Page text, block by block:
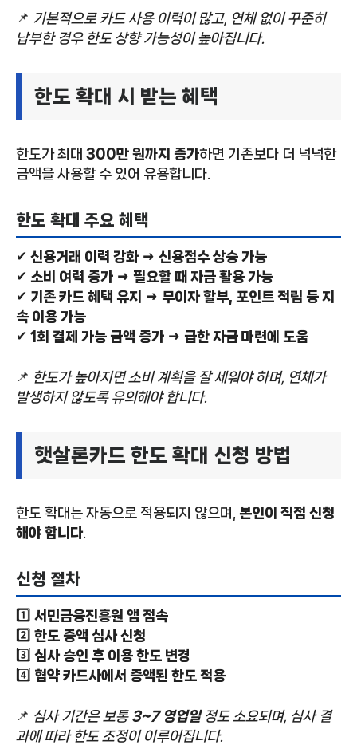
📌 기본적으로 카드 사용 이력이 많고, 연체 없이 꾸준히
납부한 경우 한도 상향 가능성이 높아집니다.
한도 확대 시 받는 혜택
한도가 최대 300만 원까지 증가하면 기존보다 더 넉넉한
금액을 사용할 수 있어 유용합니다.
한도 확대 주요 혜택
✔ 신용거래 이력 강화 → 신용점수 상승 가능
✔ 소비 여력 증가 → 필요할 때 자금 활용 가능
✔ 기존 카드 혜택 유지 → 무이자 할부, 포인트 적립 등 지
속 이용 가능
✔ 1회 결제 가능 금액 증가 → 급한 자금 마련에 도움
📌 한도가 높아지면 소비 계획을 잘 세워야 하며, 연체가
발생하지 않도록 유의해야 합니다.
햇살론카드 한도 확대 신청 방법
한도 확대는 자동으로 적용되지 않으며, 본인이 직접 신청
해야 합니다.
신청 절차
1️⃣ 서민금융진흥원 앱 접속
2️⃣ 한도 증액 심사 신청
3️⃣ 심사 승인 후 이용 한도 변경
4️⃣ 협약 카드사에서 증액된 한도 적용
📌 심사 기간은 보통 3~7 영업일정도 소요되며, 심사 결
과에 따라 한도 조정이 이루어집니다.